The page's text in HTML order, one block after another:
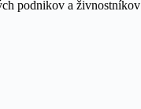
podnikov a živnostníkov